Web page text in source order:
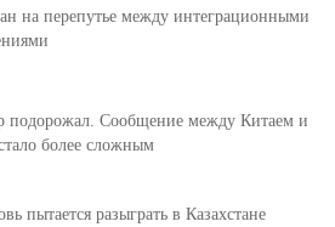
на перепутье между интеграционными
подорожал. Сообщение между Китаем и
более сложным
пытается разыграть в Казахстане